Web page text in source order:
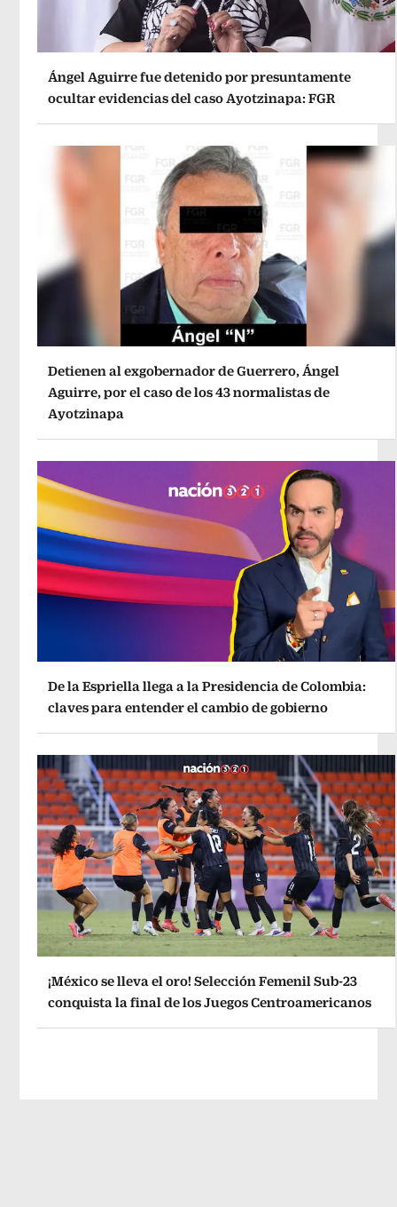
Ángel Aguirre fue detenido por presuntamente
ocultar evidencias del caso Ayotzinapa: FGR
Detienen al exgobernador de Guerrero, Ángel
Aguirre, por el caso de los 43 normalistas de
Ayotzinapa
De la Espriella llega a la Presidencia de Colombia:
claves para entender el cambio de gobierno
¡México se lleva el oro! Selección Femenil Sub-23
conquista la final de los Juegos Centroamericanos